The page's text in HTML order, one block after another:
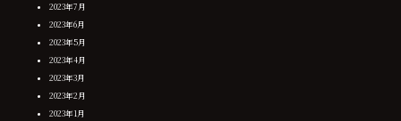
2023年7月
2023年6月
2023年5月
2023年4月
2023年3月
2023年2月
2023年1月